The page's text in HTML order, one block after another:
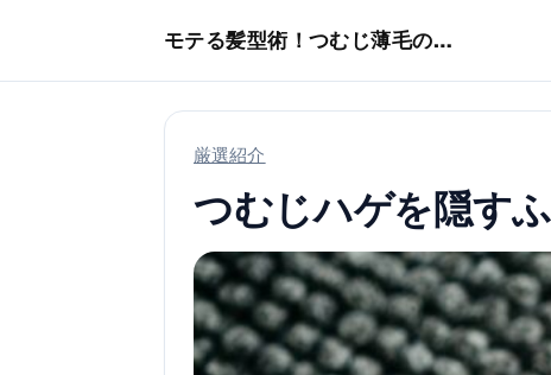
モテる髪型術！つむじ薄毛の隠し方
厳選紹介
つむじハゲを隠す